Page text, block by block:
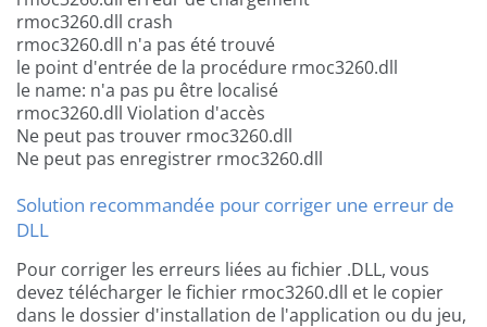
rmoc3260.dll crash
rmoc3260.dll n'a pas été trouvé
le point d'entrée de la procédure rmoc3260.dll
le name: n'a pas pu être localisé
rmoc3260.dll Violation d'accès
Ne peut pas trouver rmoc3260.dll
Ne peut pas enregistrer rmoc3260.dll
Solution recommandée pour corriger une erreur de
DLL
Pour corriger les erreurs liées au fichier .DLL, vous
devez télécharger le fichier rmoc3260.dll et le copier
dans le dossier d'installation de l'application ou du jeu,